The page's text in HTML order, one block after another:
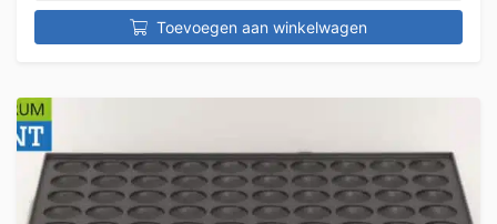
Toevoegen aan winkelwagen